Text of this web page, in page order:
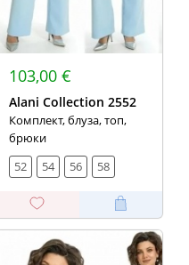
103,00 €
Alani Collection 2552
Комплект, блуза, топ,
брюки
52
54 56 58